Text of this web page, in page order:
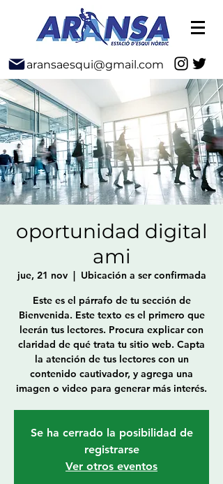
aransaesqui@gmail.com
oportunidad digital
ami
jue, 21 nov
  |
Ubicación a ser confirmada
Este es el párrafo de tu sección de
Bienvenida. Este texto es el primero que
leerán tus lectores. Procura explicar con
claridad de qué trata tu sitio web. Capta
la atención de tus lectores con un
contenido cautivador, y agrega una
imagen o video para generar más interés.
Se ha cerrado la posibilidad de
registrarse
Ver otros eventos